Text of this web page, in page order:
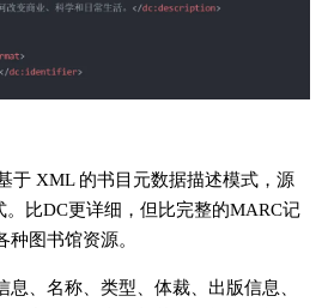
于 XML 的书目元数据描述模式，源
。比DC更详细，但比完整的MARC记
图书馆资源。
息、名称、类型、体裁、出版信息、